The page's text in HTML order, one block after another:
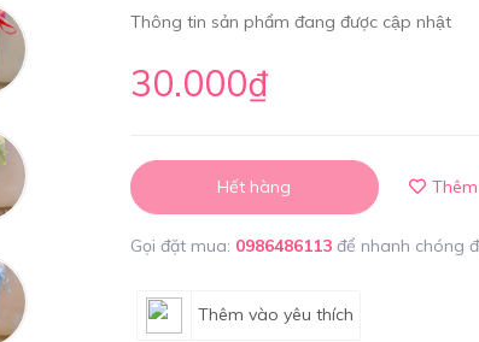
Thông tin sản phẩm đang được cập nhật
30.000₫
Hết hàng
Gọi đặt mua: 0986486113 để nhanh chóng
Thêm vào yêu thích